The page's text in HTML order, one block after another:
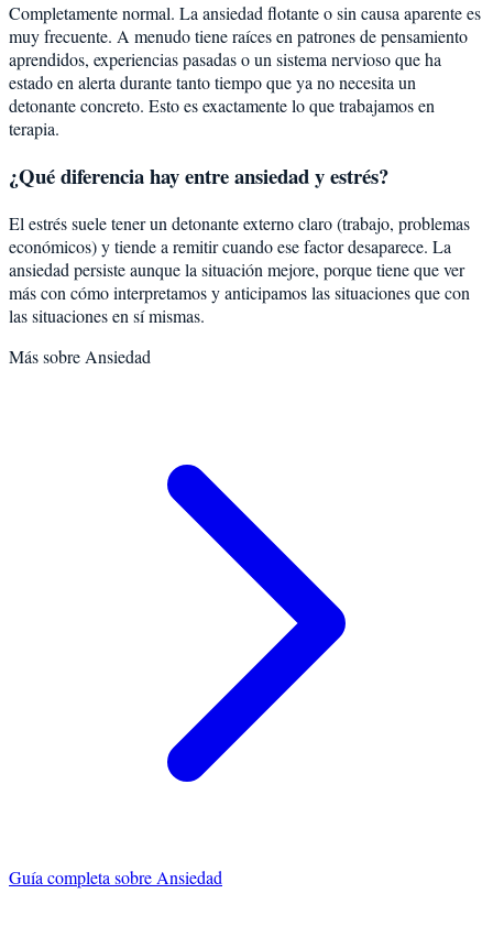
Completamente normal. La ansiedad flotante o sin causa aparente es
muy frecuente. A menudo tiene raíces en patrones de pensamiento
aprendidos, experiencias pasadas o un sistema nervioso que ha
estado en alerta durante tanto tiempo que ya no necesita un
detonante concreto. Esto es exactamente lo que trabajamos en
terapia.
¿Qué diferencia hay entre ansiedad y estrés?
El estrés suele tener un detonante externo claro (trabajo, problemas
económicos) y tiende a remitir cuando ese factor desaparece. La
ansiedad persiste aunque la situación mejore, porque tiene que ver
más con cómo interpretamos y anticipamos las situaciones que con
las situaciones en sí mismas.
Más sobre Ansiedad
Guía completa sobre Ansiedad